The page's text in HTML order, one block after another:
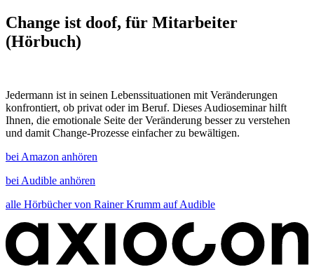
Change ist doof, für Mitarbeiter
(Hörbuch)
Jedermann ist in seinen Lebenssituationen mit Veränderungen
konfrontiert, ob privat oder im Beruf. Dieses Audioseminar hilft
Ihnen, die emotionale Seite der Veränderung besser zu verstehen
und damit Change-Prozesse einfacher zu bewältigen.
bei Amazon anhören
bei Audible anhören
alle Hörbücher von Rainer Krumm auf Audible